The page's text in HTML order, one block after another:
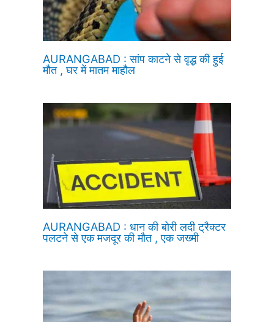
AURANGABAD : सांप काटने से वृद्ध की हुई
मौत , घर में मातम माहौल
AURANGABAD : धान की बोरी लदी ट्रैक्टर
पलटने से एक मजदूर की मौत , एक जख्मी